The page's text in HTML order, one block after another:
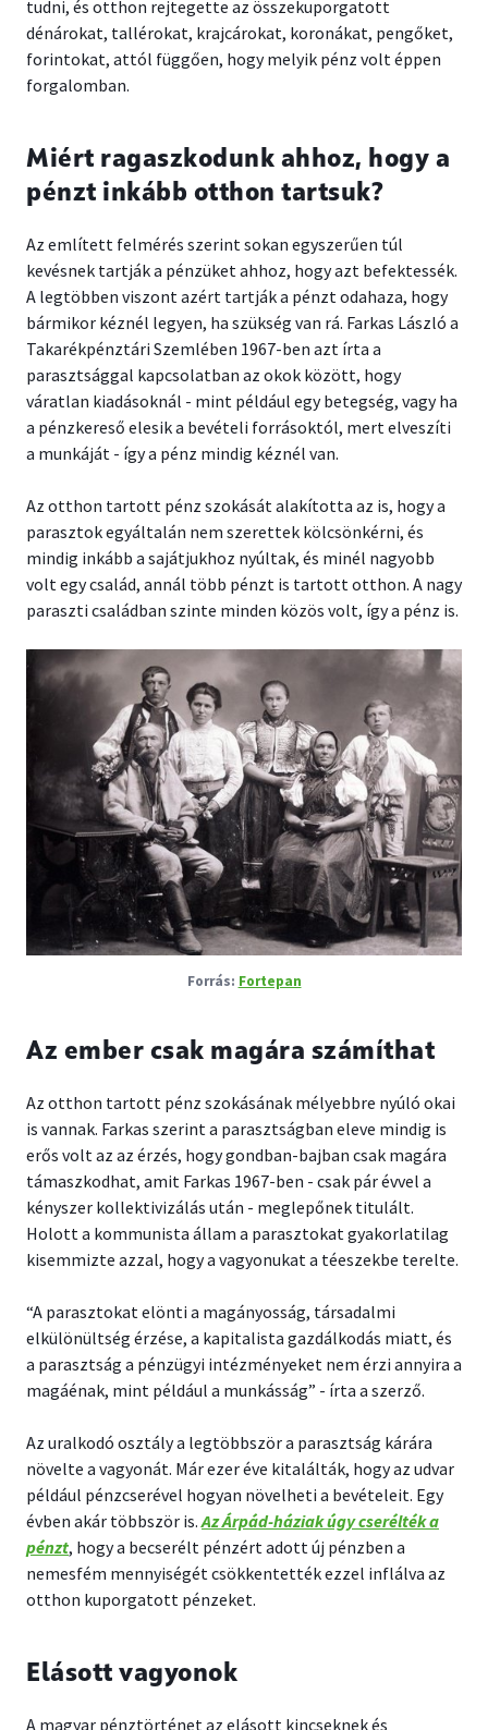
tudni, és otthon rejtegette az összekuporgatott
dénárokat, tallérokat, krajcárokat, koronákat, pengőket,
forintokat, attól függően, hogy melyik pénz volt éppen
forgalomban.
Miért ragaszkodunk ahhoz, hogy a
pénzt inkább otthon tartsuk?
Az említett felmérés szerint sokan egyszerűen túl
kevésnek tartják a pénzüket ahhoz, hogy azt befektessék.
A legtöbben viszont azért tartják a pénzt odahaza, hogy
bármikor kéznél legyen, ha szükség van rá. Farkas László a
Takarékpénztári Szemlében 1967-ben azt írta a
parasztsággal kapcsolatban az okok között, hogy
váratlan kiadásoknál - mint például egy betegség, vagy ha
a pénzkereső elesik a bevételi forrásoktól, mert elveszíti
a munkáját - így a pénz mindig kéznél van.
Az otthon tartott pénz szokását alakította az is, hogy a
parasztok egyáltalán nem szerettek kölcsönkérni, és
mindig inkább a sajátjukhoz nyúltak, és minél nagyobb
volt egy család, annál több pénzt is tartott otthon. A nagy
paraszti családban szinte minden közös volt, így a pénz is.
Fortepan
Az ember csak magára számíthat
Az otthon tartott pénz szokásának mélyebbre nyúló okai
is vannak. Farkas szerint a parasztságban eleve mindig is
erős volt az az érzés, hogy gondban-bajban csak magára
támaszkodhat, amit Farkas 1967-ben - csak pár évvel a
kényszer kollektivizálás után - meglepőnek titulált.
Holott a kommunista állam a parasztokat gyakorlatilag
kisemmizte azzal, hogy a vagyonukat a téeszekbe terelte.
“A parasztokat elönti a magányosság, társadalmi
elkülönültség érzése, a kapitalista gazdálkodás miatt, és
a parasztság a pénzügyi intézményeket nem érzi annyira a
magáénak, mint például a munkásság” - írta a szerző.
Az uralkodó osztály a legtöbbször a parasztság kárára
növelte a vagyonát. Már ezer éve kitalálták, hogy az udvar
például pénzcserével hogyan növelheti a bevételeit. Egy
évben akár többször is.Az Árpád-háziak úgy cserélték a
pénzt, hogy a becserélt pénzért adott új pénzben a
nemesfém mennyiségét csökkentették ezzel inflálva az
otthon kuporgatott pénzeket.
Elásott vagyonok
A magyar pénztörténet az elásott kincseknek és